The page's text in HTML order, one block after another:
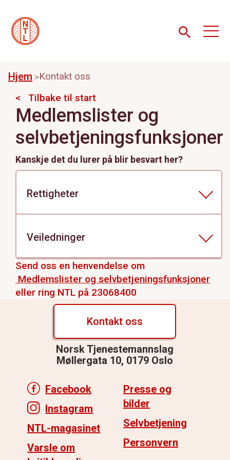
Hjem
Kontakt oss
Tilbake til start
Medlemslister og
selvbetjeningsfunksjoner
Kanskje det du lurer på blir besvart her?
Rettigheter
av verv. Ledere og kasserere i
organisasjonsledd kan selv gi andre tilgang.
Veiledninger
Veiledninger til selvbetjeningsfunksjonene på
NTLs medlemsnett finner du her:
www.ntl.no/selvbetjeningHvis det er noe du
ikke får til, ta kontakt medinfo@ntl.no
Send oss en henvendelse om
Medlemslister og selvbetjeningsfunksjoner
eller ring NTL på 23068400
Kontakt oss
Norsk Tjenestemannslag
Møllergata 10, 0179 Oslo
Facebook
Instagram
NTL-magasinet
Varsle om
Presse og
bilder
Selvbetjening
Personvern